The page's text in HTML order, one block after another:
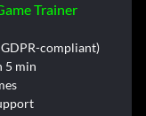
Trainer
compliant)
5 min